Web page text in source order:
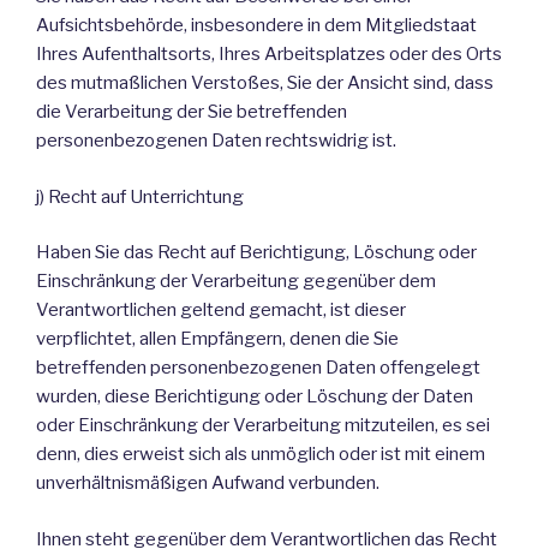
Aufsichtsbehörde, insbesondere in dem Mitgliedstaat
Ihres Aufenthaltsorts, Ihres Arbeitsplatzes oder des Orts
des mutmaßlichen Verstoßes, Sie der Ansicht sind, dass
die Verarbeitung der Sie betreffenden
personenbezogenen Daten rechtswidrig ist.
j) Recht auf Unterrichtung
Haben Sie das Recht auf Berichtigung, Löschung oder
Einschränkung der Verarbeitung gegenüber dem
Verantwortlichen geltend gemacht, ist dieser
verpflichtet, allen Empfängern, denen die Sie
betreffenden personenbezogenen Daten offengelegt
wurden, diese Berichtigung oder Löschung der Daten
oder Einschränkung der Verarbeitung mitzuteilen, es sei
denn, dies erweist sich als unmöglich oder ist mit einem
unverhältnismäßigen Aufwand verbunden.
Ihnen steht gegenüber dem Verantwortlichen das Recht